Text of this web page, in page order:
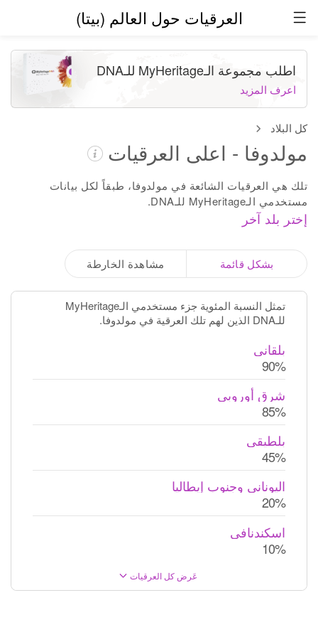
العرقيات حول العالم (بيتا)
كل البلاد
مولدوفا - اعلى العرقيات
تلك هي العرقيات الشائعة في مولدوفا، طبقاً لكل بيانات
مستخدمي الـMyHeritage للـDNA.
إختر بلد آخر
اطلب مجموعة الـMyHeritage للـDNA
اعرف المزيد
بشكل قائمة مشاهدة الخارطة
تمثل النسبة المئوية جزء مستخدمي الـMyHeritage
للـDNA الذين لهم تلك العرقية في مولدوفا.
بلقاني
90%
شرق أوروبي
85%
بلطيقي
45%
اليوناني وجنوب إيطاليا
20%
اسكندنافي
10%
عَرض كل العرقيات